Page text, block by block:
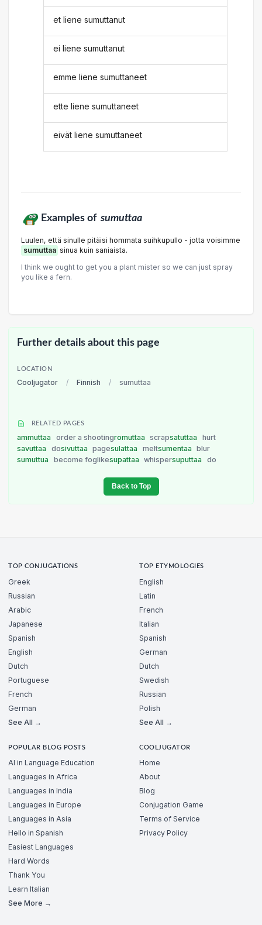
et liene sumuttanut
ei liene sumuttanut
emme liene sumuttaneet
ette liene sumuttaneet
eivät liene sumuttaneet
Examples of sumuttaa
Luulen, että sinulle pitäisi hommata suihkupullo - jotta voisimme
sumuttaa sinua kuin saniaista.
I think we ought to get you a plant mister so we can just spray
you like a fern.
Further details about this page
LOCATION
Cooljugator / Finnish / sumuttaa
RELATED PAGES
ammuttaa order a shootingromuttaa scrapsatuttaa
hurt
savuttaa
dosivuttaa pagesulattaa meltsumentaa
blur
sumuttua
become foglikesupattaa whispersuputtaa do
Back to Top
TOP CONJUGATIONS
Greek
Russian
Arabic
Japanese
Spanish
English
Dutch
Portuguese
French
German
See All →
TOP ETYMOLOGIES
English
Latin
French
Italian
Spanish
German
Dutch
Swedish
Russian
Polish
See All →
POPULAR BLOG POSTS
AI in Language Education
Languages in Africa
Languages in India
Languages in Europe
Languages in Asia
Hello in Spanish
Easiest Languages
Hard Words
Thank You
Learn Italian
See More →
COOLJUGATOR
Home
About
Blog
Conjugation Game
Terms of Service
Privacy Policy